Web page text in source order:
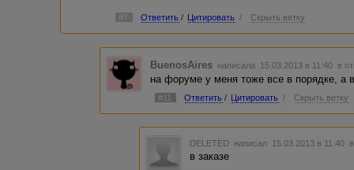
#7 Ответить / Цитировать / Скрыть ветку
BuenosAires написала 15.03.2013 в 11:40 в
на форуме у меня тоже все в порядке, а
#11 Ответить / Цитировать / Скрыть ветку
DELETED написал 15.03.2013 в 11:40
в заказе